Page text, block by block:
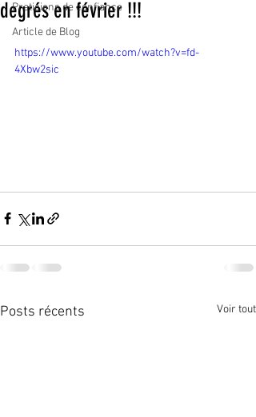
Praticiens de confiance
Article de Blog
degrés en février !!!
https://www.youtube.com/watch?v=fd-
4Xbw2sic
Posts récents Voir tout